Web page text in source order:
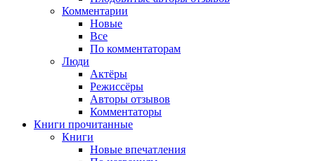
Комментарии
Новые
Все
По комментаторам
Люди
Актёры
Режиссёры
Авторы отзывов
Комментаторы
Книги прочитанные
Книги
Новые впечатления